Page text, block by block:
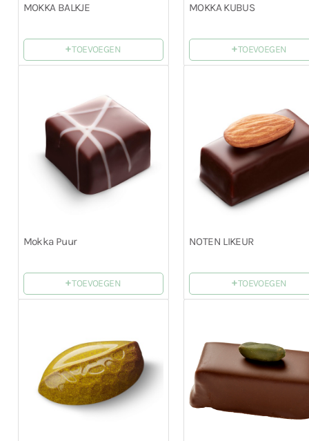
MOKKA BALKJE
+TOEVOEGEN
MOKKA KUBUS
+TOEVOEGEN
Mokka Puur
+TOEVOEGEN
NOTEN LIKEUR
+TOEVOEGEN